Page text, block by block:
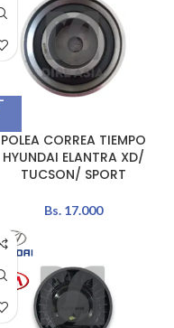
POLEA CORREA TIEMPO
HYUNDAI ELANTRA XD/
TUCSON/ SPORT
Bs.17.000